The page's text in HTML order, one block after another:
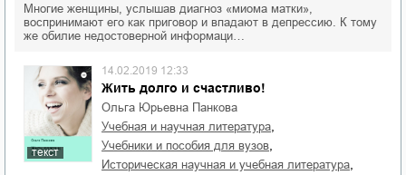
Многие женщины, услышав диагноз «миома матки»,
воспринимают его как приговор и впадают в депрессию. К тому
же обилие недостоверной информаци…
текст
Жить долго и счастливо!
14.02.2019 12:33
Ольга Юрьевна Панкова
учебная и научная литература
учебники и пособия для вузов
историческая научная и учебная литература